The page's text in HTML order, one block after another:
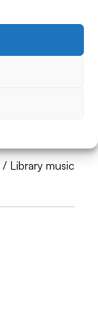
/ Library music